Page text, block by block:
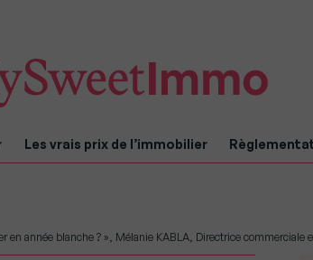
Les vrais prix de l’immobilier
année blanche ? », Mélanie KABLA, Directrice commerciale